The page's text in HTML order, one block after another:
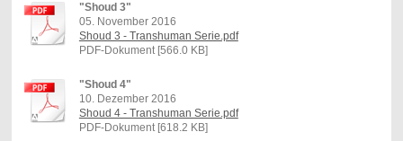
"Shoud 3"
05. November 2016
Shoud 3 - Transhuman Serie.pdf
PDF-Dokument [566.0 KB]
"Shoud 4"
10. Dezember 2016
Shoud 4 - Transhuman Serie.pdf
PDF-Dokument [618.2 KB]